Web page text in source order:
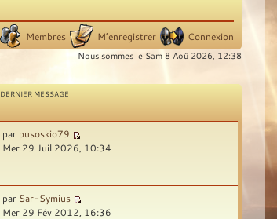
Membres M’enregistrer Connexion
Nous sommes le Sam 8 Aoû 2026, 12:38
DERNIER MESSAGE
par pusoskio79
Mer 29 Juil 2026, 10:34
par Sar-Symius
Mer 29 Fév 2012, 16:36